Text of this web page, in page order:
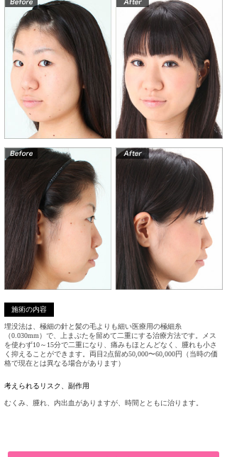
施術の内容
埋没法は、極細の針と髪の毛よりも細い医療用の極細糸
（0.030mm）で、上まぶたを留めて二重にする治療方法です。メス
を使わず10～15分で二重になり、痛みもほとんどなく、腫れも小さ
く抑えることができます。両目2点留め50,000〜60,000円（当時の価
格で現在とは異なる場合があります）
考えられるリスク、 副作用
むくみ、腫れ、内出血がありますが、時間とともに治ります。